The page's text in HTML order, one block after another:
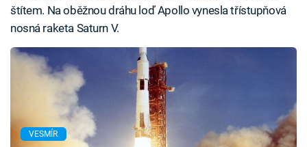
štítem. Na oběžnou dráhu loď Apollo vynesla třístupňová
nosná raketa Saturn V.
VESMÍR